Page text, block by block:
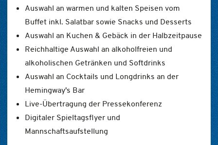
Auswahl an warmen und kalten Speisen vom
Buffet inkl. Salatbar sowie Snacks und Desserts
Auswahl an Kuchen & Gebäck in der Halbzeitpause
Reichhaltige Auswahl an alkoholfreien und
alkoholischen Getränken und Softdrinks
Auswahl an Cocktails und Longdrinks an der
Hemingway's Bar
Live-Übertragung der Pressekonferenz
Digitaler Spieltagsflyer und
Mannschaftsaufstellung